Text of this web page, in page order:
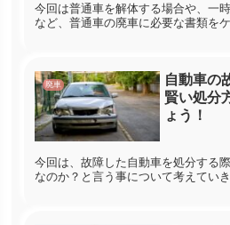
今回は普通車を解体する場合や、一
など、普通車の廃車に必要な書類を
思います。乗用車には、普通車と軽
これらの自動車の廃車手続きにはい
廃車
自動車の
賢い処分
ょう！
今回は、故障した自動車を処分する
なのか？と言う事について考えてい
という物は、一度購入してしまえば
ると言った類の物ではなく、経年劣